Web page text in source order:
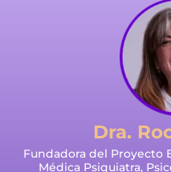
Dra.
Fundadora del Proyecto
Médica Psiquiatra,